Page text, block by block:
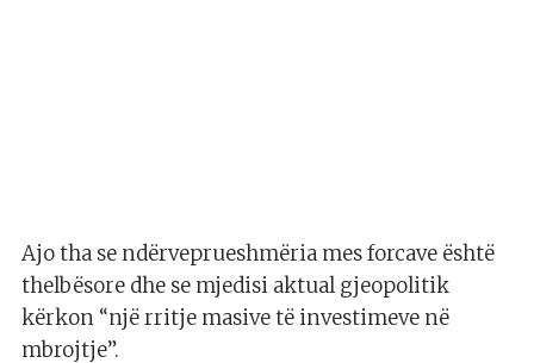
Ajo tha se ndërveprueshmëria mes forcave është
thelbësore dhe se mjedisi aktual gjeopolitik
kërkon “një rritje masive të investimeve në
mbrojtje”.